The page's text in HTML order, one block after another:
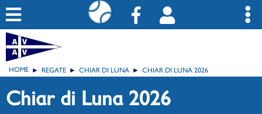
HOME REGATE CHIAR DI LUNA CHIAR DI LUNA 2026
Chiar di Luna 2026